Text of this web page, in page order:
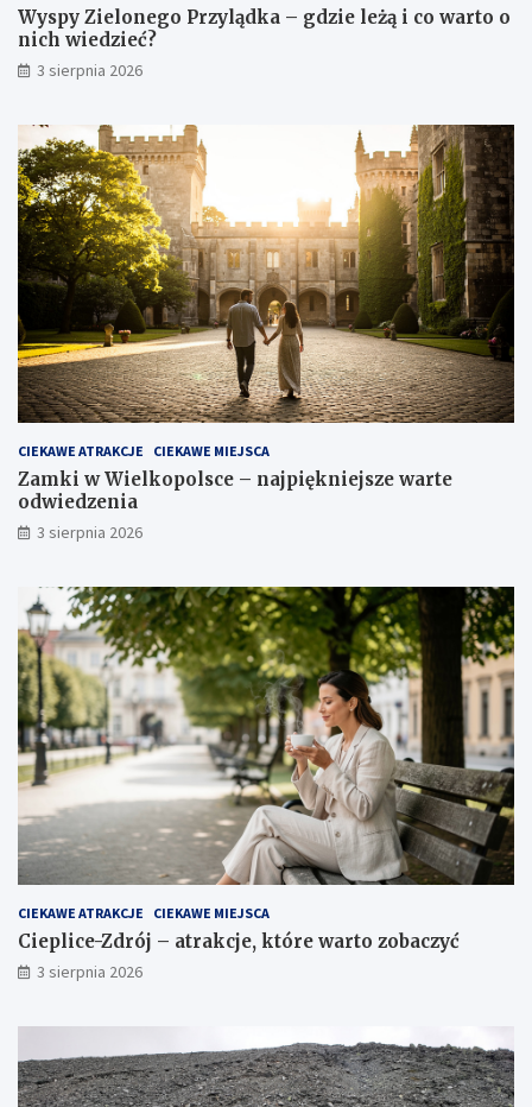
Wyspy Zielonego Przylądka – gdzie leżą i co warto o
nich wiedzieć?
3 sierpnia 2026
CIEKAWE ATRAKCJE CIEKAWE MIEJSCA
Zamki w Wielkopolsce – najpiękniejsze warte
odwiedzenia
3 sierpnia 2026
CIEKAWE ATRAKCJE CIEKAWE MIEJSCA
Cieplice-Zdrój – atrakcje, które warto zobaczyć
3 sierpnia 2026